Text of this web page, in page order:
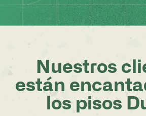
Nuestros
están
los pisos